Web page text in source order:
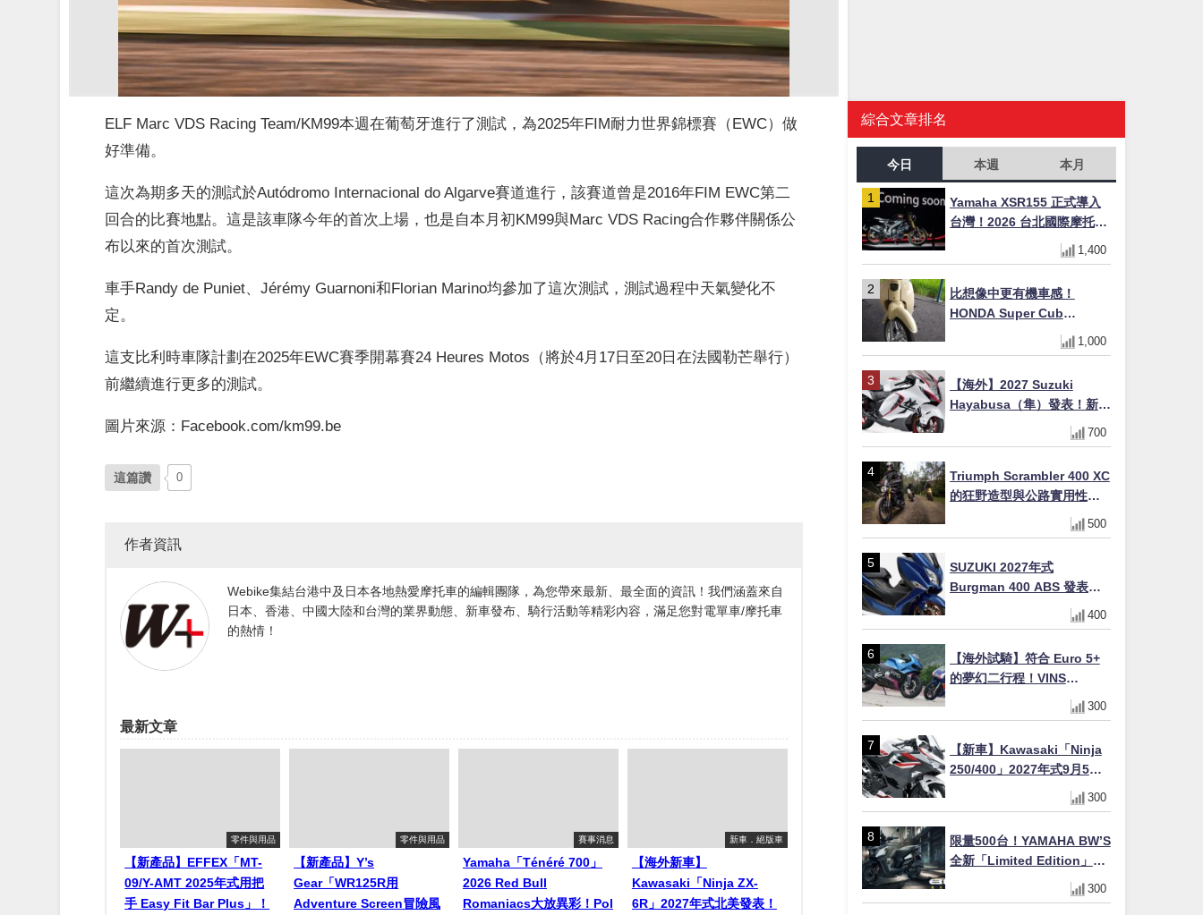
ELF Marc VDS Racing Team/KM99本週在葡萄牙進行了測試，為2025年FIM耐力世界錦標賽（EWC）做
好準備。
這次為期多天的測試於Autódromo Internacional do Algarve賽道進行，該賽道曾是2016年FIM EWC第二
回合的比賽地點。這是該車隊今年的首次上場，也是自本月初KM99與Marc VDS Racing合作夥伴關係公
布以來的首次測試。
車手Randy de Puniet、Jérémy Guarnoni和Florian Marino均參加了這次測試，測試過程中天氣變化不
定。
這支比利時車隊計劃在2025年EWC賽季開幕賽24 Heures Motos（將於4月17日至20日在法國勒芒舉行）
前繼續進行更多的測試。
圖片來源：Facebook.com/km99.be
這篇讚 0
作者資訊
Webike集結台港中及日本各地熱愛摩托車的編輯團隊，為您帶來最新、最全面的資訊！我們涵蓋來自
日本、香港、中國大陸和台灣的業界動態、新車發布、騎行活動等精彩內容，滿足您對電單車/摩托車
的熱情！
最新文章
零件與用品
【新產品】EFFEX「MT-
09/Y-AMT 2025年式用把
手 Easy Fit Bar Plus」！
零件與用品
【新產品】Y’s
Gear「WR125R用
Adventure Screen冒險風
賽事消息
Yamaha「Ténéré 700」
2026 Red Bull
Romaniacs大放異彩！Pol
新車．絕版車
【海外新車】
Kawasaki「Ninja ZX-
6R」2027年式北美發表！
綜合文章排名
今日 本週 本月
Yamaha XSR155 正式導入
台灣！2026 台北國際摩托車
展亮相，70 週年紀念版
YZF-R 系列限量追加販售
1,400
比想像中更有機車感！
HONDA Super Cub
110【Webike愛車精選】
1,000
【海外】2027 Suzuki
Hayabusa（隼）發表！新增
Special Edition 特仕版，全
新珍珠白塗裝與專屬配備登
700
Triumph Scrambler 400 XC
的狂野造型與公路實用性的
500
SUZUKI 2027年式
Burgman 400 ABS 發表！
8/18日本上市、支援E10汽油
售價98萬100日圓
400
【海外試騎】符合 Euro 5+
的夢幻二行程！VINS
Duecinquanta 登陸日本：
前法拉利工程師打造、碳纖
V 雙全解析
300
【新車】Kawasaki「Ninja
250/400」2027年式9月5日
日本發售！新塗裝登場×價格
不變×輔助滑動式離合器
300
限量500台！YAMAHA BW’S
全新「Limited Edition」都
市探索限定色 GOOPiMADE
聯名包同步登場
300